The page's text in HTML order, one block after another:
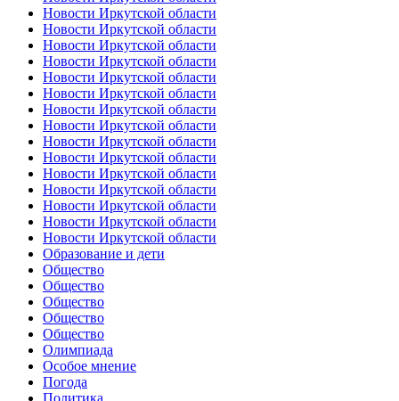
Новости Иркутской области
Новости Иркутской области
Новости Иркутской области
Новости Иркутской области
Новости Иркутской области
Новости Иркутской области
Новости Иркутской области
Новости Иркутской области
Новости Иркутской области
Новости Иркутской области
Новости Иркутской области
Новости Иркутской области
Новости Иркутской области
Новости Иркутской области
Новости Иркутской области
Образование и дети
Общество
Общество
Общество
Общество
Общество
Олимпиада
Особое мнение
Погода
Политика